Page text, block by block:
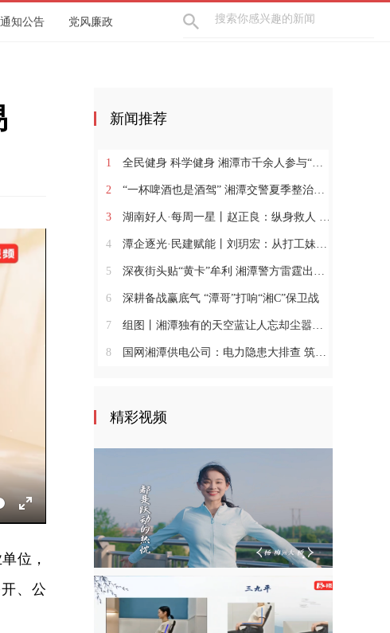
通知公告 党风廉政
Enter
fullscreen
位，
、公
新闻推荐
1 全民健身 科学健身 湘潭市千余人参与“全民健身日”活动
2 “一杯啤酒也是酒驾” 湘潭交警夏季整治行动再出击
3 湖南好人·每周一星丨赵正良：纵身救人 躬身兴村
4 潭企逐光·民建赋能丨刘玥宏：从打工妹到暖通“娘子军”领军人
5 深夜街头贴“黄卡”牟利 湘潭警方雷霆出击依法行政拘留
6 深耕备战赢底气 “潭哥”打响“湘C”保卫战
7 组图丨湘潭独有的天空蓝让人忘却尘嚣，沉醉其中
8 国网湘潭供电公司：电力隐患大排查 筑牢安全“防护网”
精彩视频